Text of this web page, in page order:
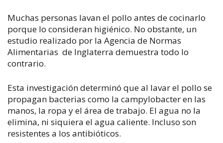
Muchas personas lavan el pollo antes de cocinarlo
porque lo consideran higiénico. No obstante, un
estudio realizado por la Agencia de Normas
Alimentarias de Inglaterra demuestra todo lo
contrario.
Esta investigación determinó que al lavar el pollo se
propagan bacterias como la campylobacter en las
manos, la ropa y el área de trabajo. El agua no la
elimina, ni siquiera el agua caliente. Incluso son
resistentes a los antibióticos.